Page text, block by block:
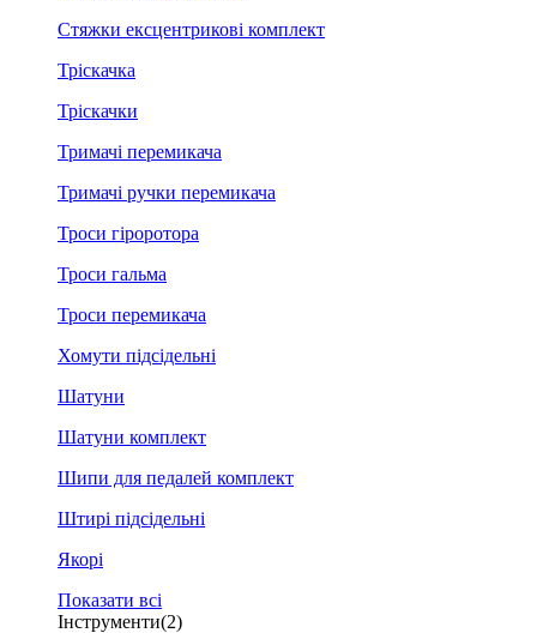
Стяжки ексцентрикові комплект
Тріскачка
Тріскачки
Тримачі перемикача
Тримачі ручки перемикача
Троси гіроротора
Троси гальма
Троси перемикача
Хомути підсідельні
Шатуни
Шатуни комплект
Шипи для педалей комплект
Штирі підсідельні
Якорі
Показати всі
Інструменти(2)